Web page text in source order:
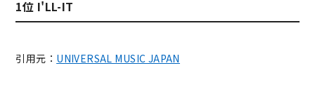
1位 I'LL-IT
引用元： UNIVERSAL MUSIC JAPAN